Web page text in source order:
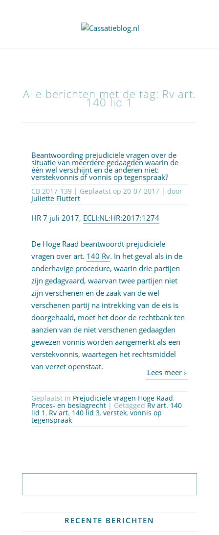
Alle berichten met de tag: Rv art.
140 lid 1
Beantwoording prejudiciële vragen over de
situatie van meerdere gedaagden waarin de
één wel verschijnt en de anderen niet:
verstekvonnis of vonnis op tegenspraak?
CB 2017-139 | Geplaatst op 20-07-2017| door
Juliette Fluttert
HR 7 juli 2017, ECLI:NL:HR:2017:1274
De Hoge Raad beantwoordt prejudiciële
vragen over art. 140 Rv. In het geval als in de
onderhavige procedure, waarin drie partijen
zijn gedagvaard, waarvan twee partijen niet
zijn verschenen en de zaak van de wel
verschenen partij na intrekking van de eis is
doorgehaald, moet het door de rechtbank ten
aanzien van de niet verschenen gedaagden
gewezen vonnis worden aangemerkt als een
verstekvonnis, waartegen het rechtsmiddel
van verzet openstaat.
Geplaatst in Prejudiciële vragen Hoge Raad,
Proces- en beslagrecht | Getagged Rv art. 140
lid 1 , Rv art. 140 lid 3, verstek, vonnis op
tegenspraak
RECENTE BERICHTEN